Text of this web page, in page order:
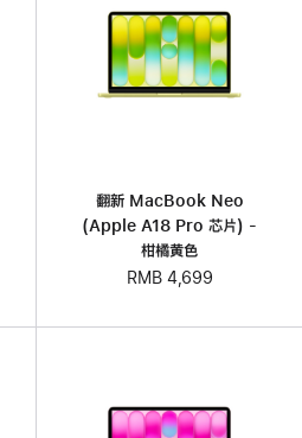
翻新 MacBook Neo
(Apple A18 Pro 芯片) -
柑橘黄色
RMB 4,699